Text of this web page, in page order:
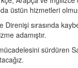
üstün hizmetleri
Direnişi sırasında
adamıştır.
sürdüren